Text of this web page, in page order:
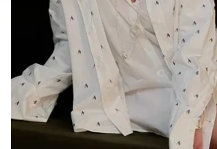
takdirde, kullanıcılara hedefli reklamlar
gösterilmeyecektir."
Sizlere daha iyi bir hizmet sunabilmek için
Sitemizde kendimize ve üçüncü kişilere
kullanılmaktadır. Bu çerezler vasıtasıyla
verileriniz işlenmekte olup gerekli olan
toplumu hizmetlerinin sunulması amacıyla
kullanılmaktadır. Diğer çerezler, sitemizin